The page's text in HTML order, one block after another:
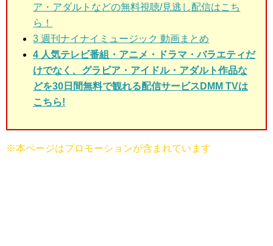
ア・アダルトなどの無料視聴/見逃し配信はこち
ら！
3 週刊ナイナイミュージック 動画まとめ
4 人気テレビ番組・アニメ・ドラマ・バラエティだ
けでなく、グラビア・アイドル・アダルト作品な
どを30日間無料で観れる配信サービスDMM TVは
こちら!
※本ページはプロモーションが含まれています